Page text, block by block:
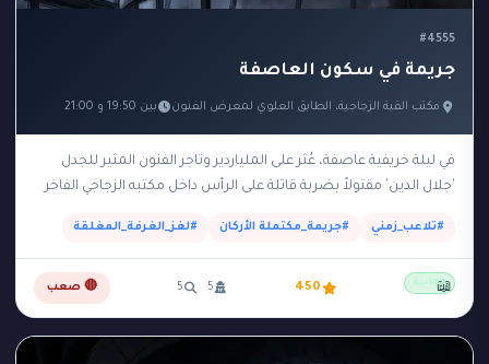
#4555
جريمة في سكون العاصفة
مكتب القبة الزجاجية، الطابق العلوي لمعرض الفنون بين 19:50 و 21:00
في ليلة خريفية عاصفة، عُثر على الملياردير وتاجر الفنون المثير للجدل
'جلال الدين' مقتولاً بضربة قاتلة على الرأس داخل مكتبه الزجاجي الفاخر
#تلاعب_زمني #جريمة_مكتملة الأركان #لغز_الغرفة_المغلقة
مجانية 450
5
5 🔴 صعب 📖